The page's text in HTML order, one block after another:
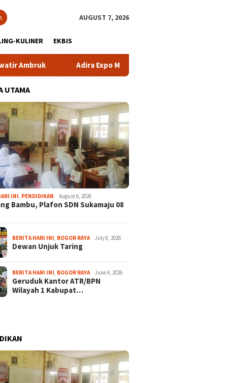
AUGUST 7, 2026
KULINER EKBIS
Adira Expo Merdeka Tawarkan Bunga 1,76 Persen
UTAMA
INI PENDIDIKAN August 6, 2026
Bambu, Plafon SDN Sukamaju 08
BERITA HARI INI BOGOR RAYA July 8, 2026
Dewan Unjuk Taring
BERITA HARI INI BOGOR RAYA June 4, 2026
Geruduk Kantor ATR/BPN
Wilayah 1 Kabupat…